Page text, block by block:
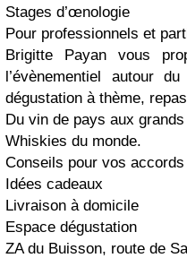
Stages d’œnologie
Pour professionnels et
Brigitte Payan vous
l’évènementiel autour
dégustation à thème,
Du vin de pays aux
Whiskies du monde.
Conseils pour vos
Idées cadeaux
Livraison à domicile
Espace dégustation
ZA du Buisson, route de